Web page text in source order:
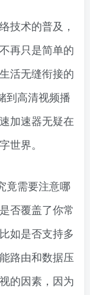
技术的普及，
再只是简单的
活无缝衔接的
到高清视频播
加速器无疑在
世界。
竟需要注意哪
否覆盖了你常
如是否支持多
路由和数据压
的因素，因为